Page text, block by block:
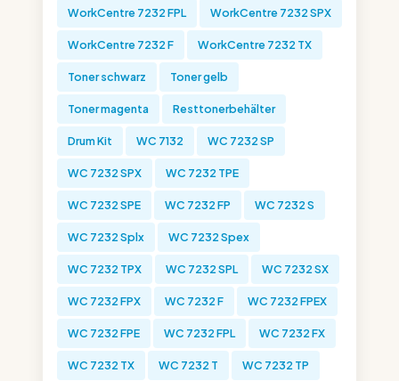
WorkCentre 7232 FPL WorkCentre 7232 SPX
WorkCentre 7232 F WorkCentre 7232 TX
Toner schwarz Toner gelb
Toner magenta Resttonerbehälter
Drum Kit WC 7132 WC 7232 SP
WC 7232 SPX WC 7232 TPE
WC 7232 SPE WC 7232 FP WC 7232 S
WC 7232 Splx WC 7232 Spex
WC 7232 TPX WC 7232 SPL WC 7232 SX
WC 7232 FPX WC 7232 F WC 7232 FPEX
WC 7232 FPE WC 7232 FPL WC 7232 FX
WC 7232 TX WC 7232 T WC 7232 TP